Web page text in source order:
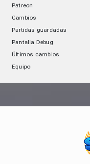
Patreon
Cambios
Partidas guardadas
Pantalla Debug
Últimos cambios
Equipo